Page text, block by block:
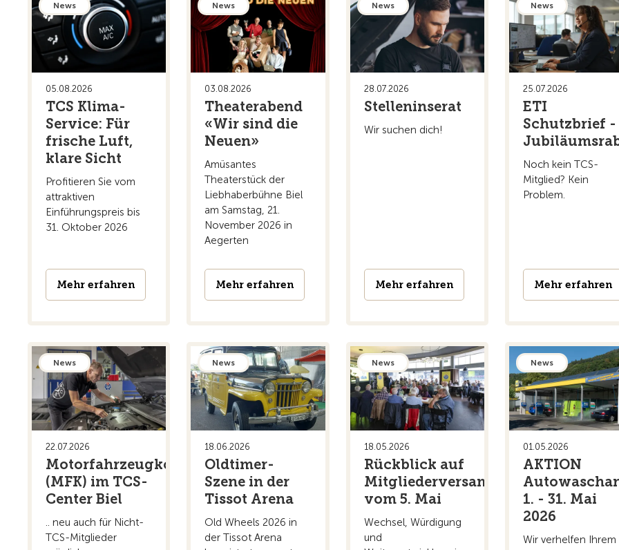
News
05.08.2026
TCS Klima-
Service: Für
frische Luft,
klare Sicht
Profitieren Sie vom
attraktiven
Einführungspreis bis
31. Oktober 2026
Mehr erfahren
News
03.08.2026
Theaterabend
«Wir sind die
Neuen»
Amüsantes
Theaterstück der
Liebhaberbühne Biel
am Samstag, 21.
November 2026 in
Aegerten
Mehr erfahren
News
28.07.2026
Stelleninserat
Wir suchen dich!
Mehr erfahren
News
25.07.2026
ETI
Schutzbrief -
Noch kein TCS-
Mitglied? Kein
Problem.
Mehr erfahren
News
22.07.2026
Motorfahrzeugkontrolle
(MFK) im TCS-
Center Biel
.. neu auch für Nicht-
TCS-Mitglieder
News
18.06.2026
Oldtimer-
Szene in der
Tissot Arena
Old Wheels 2026 in
der Tissot Arena
News
18.05.2026
Rückblick auf
Mitgliederversammlung
vom 5. Mai
Wechsel, Würdigung
und
News
01.05.2026
AKTION
1. - 31. Mai
2026
Wir verhelfen Ihrem